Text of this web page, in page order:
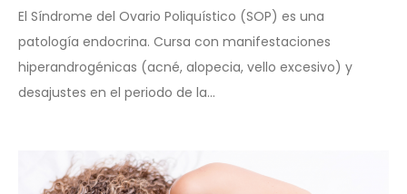
El Síndrome del Ovario Poliquístico (SOP) es una
patología endocrina. Cursa con manifestaciones
hiperandrogénicas (acné, alopecia, vello excesivo) y
desajustes en el periodo de la...